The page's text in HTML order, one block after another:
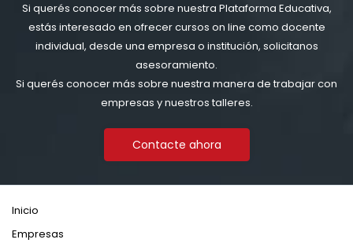
Si querés conocer más sobre nuestra Plataforma Educativa,
estás interesado en ofrecer cursos on line como docente
individual, desde una empresa o institución, solicitanos
asesoramiento.
Si querés conocer más sobre nuestra manera de trabajar con
empresas y nuestros talleres.
Contacte ahora
Inicio
Empresas